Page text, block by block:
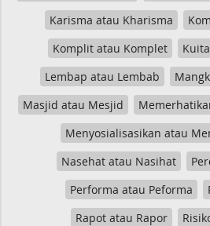
Karisma atau Kharisma
Komplit atau Komplet
Lembap atau Lembab
Masjid atau Mesjid
Menyosialisasikan atau
Nasehat atau Nasihat
Performa atau Peforma
Rapot atau Rapor